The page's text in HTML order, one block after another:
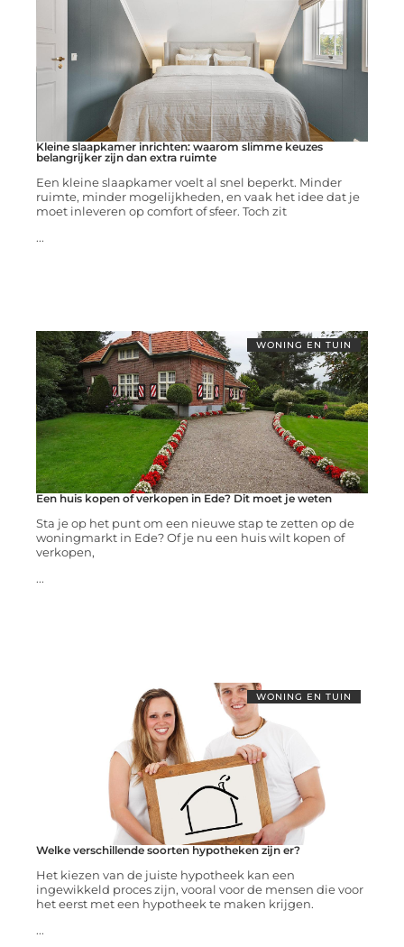
Kleine slaapkamer inrichten: waarom slimme keuzes
belangrijker zijn dan extra ruimte
Een kleine slaapkamer voelt al snel beperkt. Minder
ruimte, minder mogelijkheden, en vaak het idee dat je
moet inleveren op comfort of sfeer. Toch zit
...
WONING EN TUIN
Een huis kopen of verkopen in Ede? Dit moet je weten
Sta je op het punt om een nieuwe stap te zetten op de
woningmarkt in Ede? Of je nu een huis wilt kopen of
verkopen,
...
WONING EN TUIN
Welke verschillende soorten hypotheken zijn er?
Het kiezen van de juiste hypotheek kan een
ingewikkeld proces zijn, vooral voor de mensen die voor
het eerst met een hypotheek te maken krijgen.
...